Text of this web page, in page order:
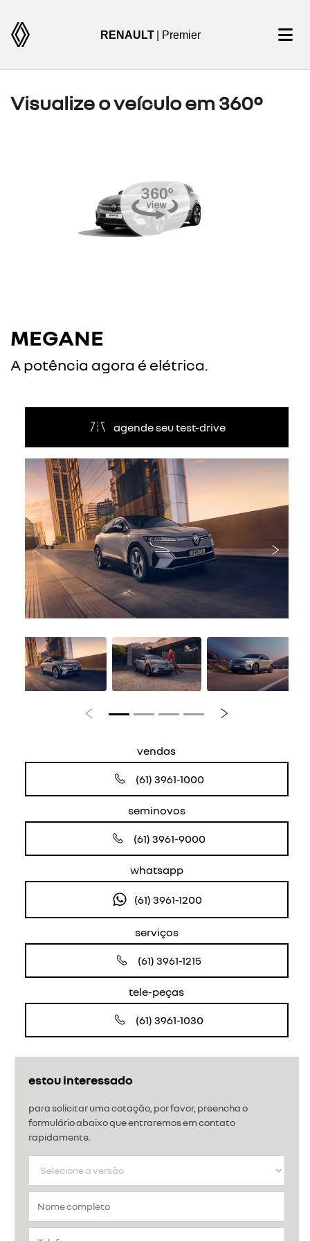
RENAULT | Premier
Visualize o veículo em 360°
MEGANE
A potência agora é elétrica.
agende seu test-drive
estou interessado
para solicitar uma cotação, por favor, preencha o
formulário abaixo que entraremos em contato
rapidamente.
Anterior
Anterior Próximo
vendas
(61) 3961-1000
seminovos
(61) 3961-9000
whatsapp
(61) 3961-1200
serviços
(61) 3961-1215
tele-peças
(61) 3961-1030